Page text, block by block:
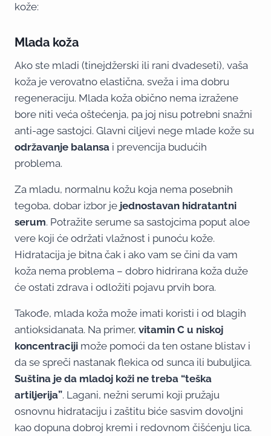
kože:
Mlada koža
Ako ste mladi (tinejdžerski ili rani dvadeseti), vaša
koža je verovatno elastična, sveža i ima dobru
regeneraciju. Mlada koža obično nema izražene
bore niti veća oštećenja, pa joj nisu potrebni snažni
anti-age sastojci. Glavni ciljevi nege mlade kože su
održavanje balansa i prevencija budućih
problema.
Za mladu, normalnu kožu koja nema posebnih
tegoba, dobar izbor je jednostavan hidratantni
serum. Potražite serume sa sastojcima poput aloe
vere koji će održati vlažnost i punoću kože.
Hidratacija je bitna čak i ako vam se čini da vam
koža nema problema – dobro hidrirana koža duže
će ostati zdrava i odložiti pojavu prvih bora.
Takođe, mlada koža može imati koristi i od blagih
antioksidanata. Na primer, vitamin C u niskoj
koncentraciji može pomoći da ten ostane blistav i
da se spreči nastanak flekica od sunca ili bubuljica.
Suština je da mladoj koži ne treba “teška
artiljerija”. Lagani, nežni serumi koji pružaju
osnovnu hidrataciju i zaštitu biće sasvim dovoljni
kao dopuna dobroj kremi i redovnom čišćenju lica.